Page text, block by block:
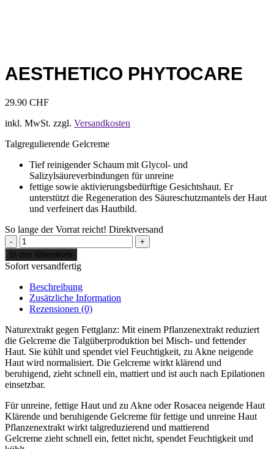
AESTHETICO PHYTOCARE
29.90 CHF
inkl. MwSt. zzgl. Versandkosten
Talgregulierende Gelcreme
Tief reinigender Schaum mit Glycol- und
Salizylsäureverbindungen für unreine
fettige sowie aktivierungsbedürftige Gesichtshaut. Er
unterstützt die Regeneration des Säureschutzmantels der Haut
und verfeinert das Hautbild.
So lange der Vorrat reicht! Direktversand
AESTHETICO
phytocare
Menge
In den Warenkorb
Sofort versandfertig
Beschreibung
Zusätzliche Information
Rezensionen (0)
Naturextrakt gegen Fettglanz: Mit einem Pflanzenextrakt reduziert
die Gelcreme die Talgüberproduktion bei Misch- und fettender
Haut. Sie kühlt und spendet viel Feuchtigkeit, zu Akne neigende
Haut wird normalisiert. Die Gelcreme wirkt klärend und
beruhigend, zieht schnell ein, mattiert und ist auch nach Epilationen
einsetzbar.
Für unreine, fettige Haut und zu Akne oder Rosacea neigende Haut
Klärende und beruhigende Gelcreme für fettige und unreine Haut
Pflanzenextrakt wirkt talgreduzierend und mattierend
Gelcreme zieht schnell ein, fettet nicht, spendet Feuchtigkeit und